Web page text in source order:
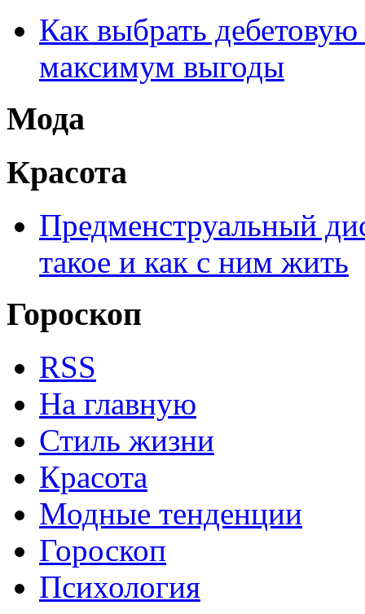
Как выбрать дебетовую
максимум выгоды
Мода
Красота
Предменструальный
такое и как с ним жить
Гороскоп
RSS
На главную
Стиль жизни
Красота
Модные тенденции
Гороскоп
Психология